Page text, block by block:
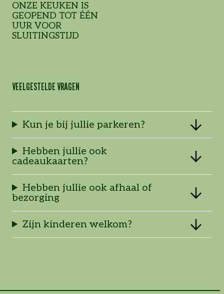
ONZE KEUKEN IS
GEOPEND TOT ÉÉN
UUR VOOR
SLUITINGSTIJD
VEELGESTELDE VRAGEN
Kun je bij jullie parkeren?
Hebben jullie ook
cadeaukaarten?
Hebben jullie ook afhaal of
bezorging
Zijn kinderen welkom?